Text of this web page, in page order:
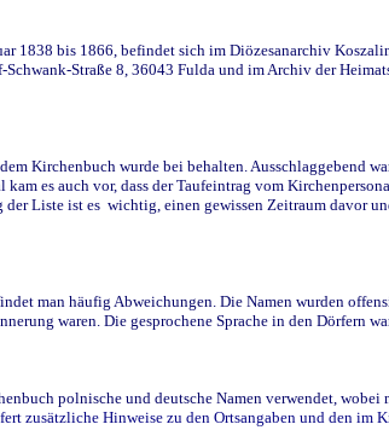
1838 bis 1866, befindet sich im Diözesanarchiv
Schwank-Straße 8, 36043 Fulda und im Archiv der
Kirchenbuch wurde bei behalten. Ausschlaggebend
es auch vor, dass der Taufeintrag vom
Liste ist es wichtig, einen gewissen Zeitraum davor
man häufig Abweichungen. Die Namen wurden
waren. Die gesprochene Sprache in den Dörfern
polnische und deutsche Namen verwendet,
zusätzliche Hinweise zu den Ortsangaben und den im